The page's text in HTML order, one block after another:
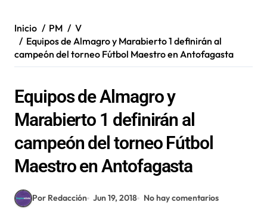
Inicio PM
V
Equipos de Almagro y Marabierto 1 definirán al
campeón del torneo Fútbol Maestro en Antofagasta
Equipos de Almagro y
Marabierto 1 definirán al
campeón del torneo Fútbol
Maestro en Antofagasta
Por Redacción Jun 19, 2018 No hay comentarios